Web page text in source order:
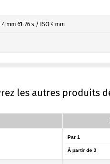
mm 61-76 s / ISO 4 mm
les autres produits
Par 1
À partir de 3